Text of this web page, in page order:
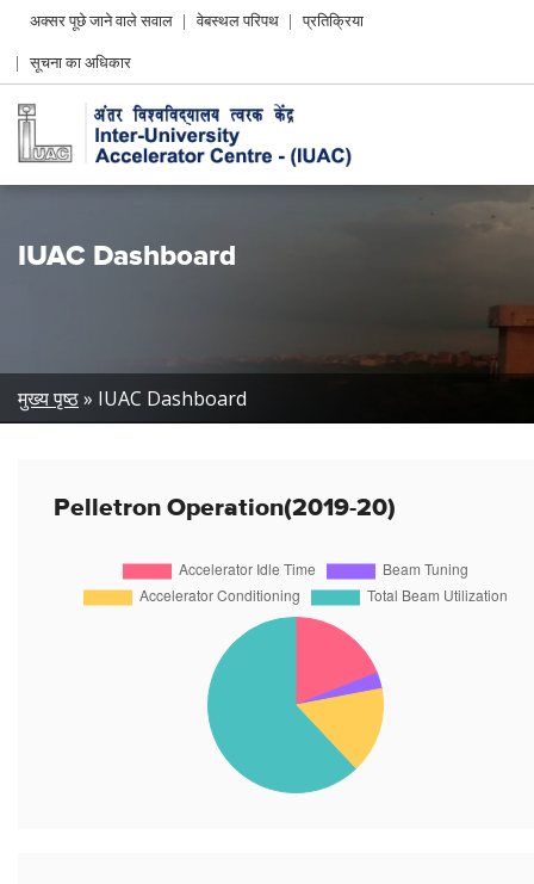
Header
menu
अक्सर पूछे जाने वाले सवाल वेबस्थल परिपथ
प्रतिक्रिया
सूचना का अधिकार
IUAC Dashboard
Breadcrumb
मुख्य पृष्ठ IUAC Dashboard
Pelletron Operation(2019-20)